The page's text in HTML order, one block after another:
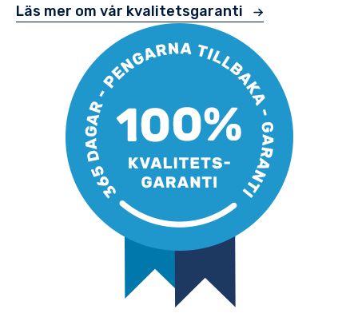
Läs mer om vår kvalitetsgaranti